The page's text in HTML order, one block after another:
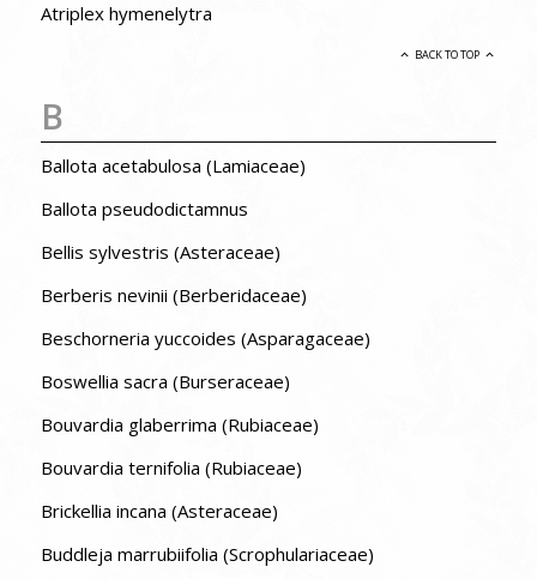
Atriplex hymenelytra
BACK TO TOP
B
Ballota acetabulosa (Lamiaceae)
Ballota pseudodictamnus
Bellis sylvestris (Asteraceae)
Berberis nevinii (Berberidaceae)
Beschorneria yuccoides (Asparagaceae)
Boswellia sacra (Burseraceae)
Bouvardia glaberrima (Rubiaceae)
Bouvardia ternifolia (Rubiaceae)
Brickellia incana (Asteraceae)
Buddleja marrubiifolia (Scrophulariaceae)